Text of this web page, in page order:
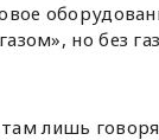
но без
лишь